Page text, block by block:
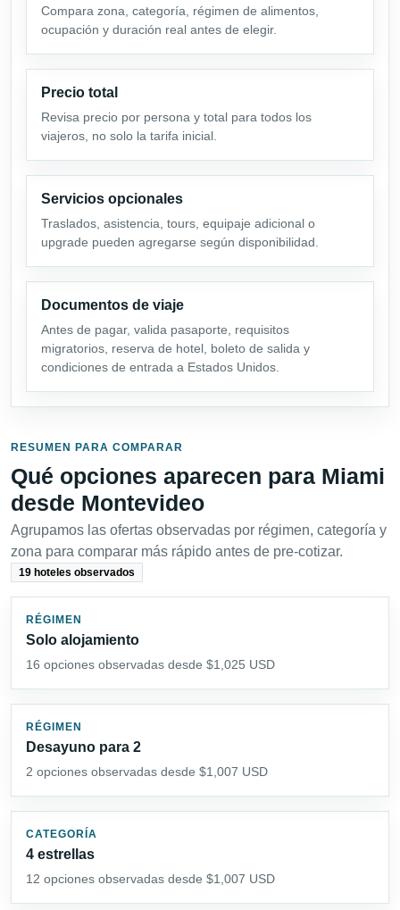
Compara zona, categoría, régimen de alimentos,
ocupación y duración real antes de elegir.
Precio total
Revisa precio por persona y total para todos los
viajeros, no solo la tarifa inicial.
Servicios opcionales
Traslados, asistencia, tours, equipaje adicional o
upgrade pueden agregarse según disponibilidad.
Documentos de viaje
Antes de pagar, valida pasaporte, requisitos
migratorios, reserva de hotel, boleto de salida y
condiciones de entrada a Estados Unidos.
RESUMEN PARA COMPARAR
Qué opciones aparecen para Miami
desde Montevideo
Agrupamos las ofertas observadas por régimen, categoría y
zona para comparar más rápido antes de pre-cotizar.
19 hoteles observados
RÉGIMEN
Solo alojamiento
16 opciones observadas desde $1,025 USD
RÉGIMEN
Desayuno para 2
2 opciones observadas desde $1,007 USD
CATEGORÍA
4 estrellas
12 opciones observadas desde $1,007 USD